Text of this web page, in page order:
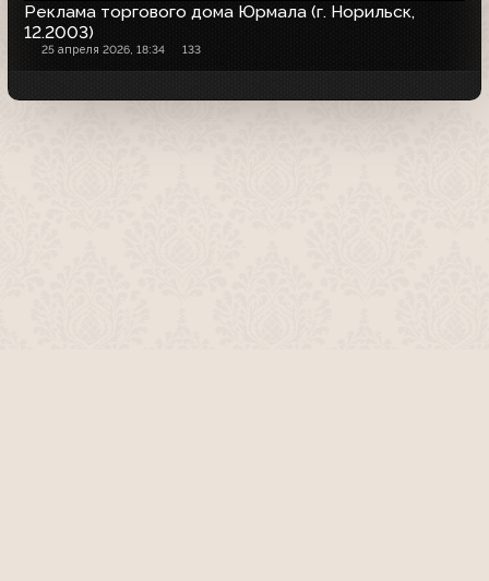
Реклама торгового дома Юрмала (г. Норильск,
12.2003)
25 апреля 2026, 18:34 133